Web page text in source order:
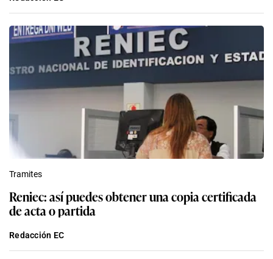
Tramites
Reniec: así puedes obtener una copia certificada
de acta o partida
Redacción EC